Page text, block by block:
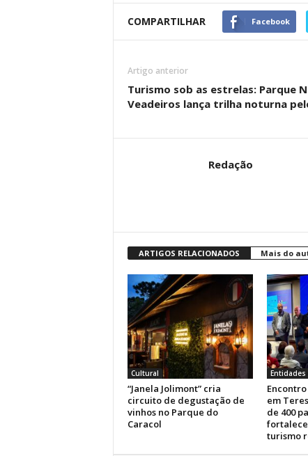
COMPARTILHAR Facebook
Artigo anterior
Turismo sob as estrelas: Parque
Veadeiros lança trilha noturna
Redação
ARTIGOS RELACIONADOS Mais do
Cultural
“Janela Jolimont” cria
circuito de degustação de
vinhos no Parque do
Caracol
Entidades
em
de 400
turismo